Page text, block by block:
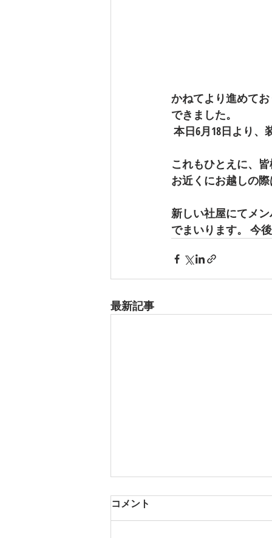
かねてより進めて
できました。
本日6月18日より、
これもひとえに、
お近くにお越しの
新しい社屋にてメ
でまいります。 今
最新記事
コメント